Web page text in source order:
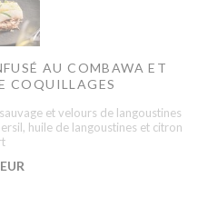
AU COMBAWA ET
COQUILLAGES
et velours de langoustines
huile de langoustines et citron